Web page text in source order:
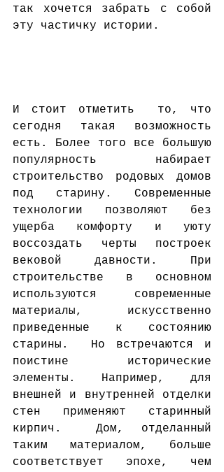
так хочется забрать с собой
эту частичку истории.
И стоит отметить  то, что
сегодня такая возможность
есть. Более того все большую
популярность набирает
строительство родовых домов
под старину. Современные
технологии позволяют без
ущерба комфорту и уюту
воссоздать черты построек
вековой давности. При
строительстве в основном
используются современные
материалы, искусственно
приведенные к состоянию
старины.  Но встречаются и
поистине исторические
элементы. Например, для
внешней и внутренней отделки
стен применяют старинный
кирпич.  Дом, отделанный
таким материалом, больше
соответствует эпохе, чем